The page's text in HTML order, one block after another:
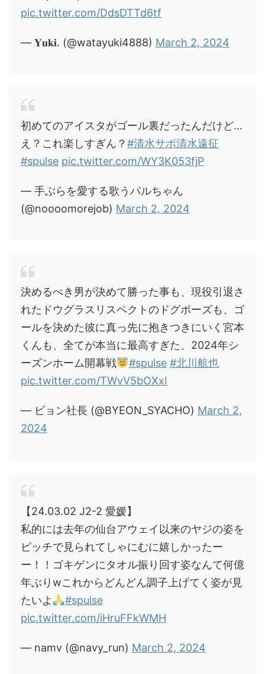
pic.twitter.com/DdsDTTd6tf
— 𝐘𝐮𝐤𝐢. (@watayuki4888) March 2, 2024
初めてのアイスタがゴール裏だったんだけど…
え？これ楽しすぎん？ #清水サポ清水遠征
#spulse pic.twitter.com/WY3K053fjP
— 手ぶらを愛する歌うパルちゃん
(@noooomorejob) March 2, 2024
決めるべき男が決めて勝った事も、現役引退さ
れたドウグラスリスペクトのドグポーズも、ゴ
ールを決めた彼に真っ先に抱きつきにいく宮本
くんも、全てが本当に最高すぎた、2024年シ
ーズンホーム開幕戦
#spulse #北川航也
pic.twitter.com/TWvV5bOXxI
— ビョン社長 (@BYEON_SYACHO) March 2,
2024
【24.03.02 J2-2 愛媛】
私的には去年の仙台アウェイ以来のヤジの姿を
ピッチで見られてしゃにむに嬉しかったー
ー！！ゴキゲンにタオル振り回す姿なんて何億
年ぶりwこれからどんどん調子上げてく姿が見
たいよ
#spulse
pic.twitter.com/iHruFFkWMH
— namv (@navy_run) March 2, 2024